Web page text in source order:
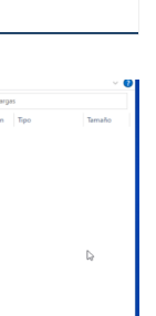
clic en la
Edge e
del
Chrome En la